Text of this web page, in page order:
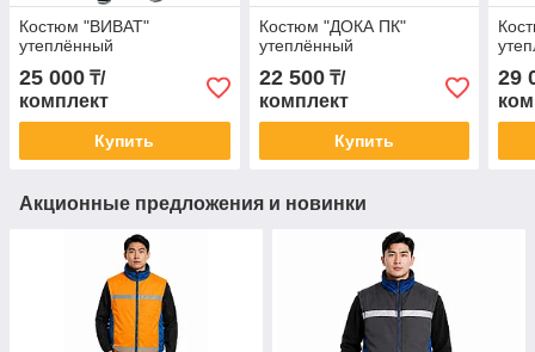
Костюм "ВИВАТ"
утеплённый
25 000 ₸/
комплект
Купить
Костюм "ДОКА ПК"
утеплённый
22 500₸/
комплект
Купить
29
Акционные предложения и новинки